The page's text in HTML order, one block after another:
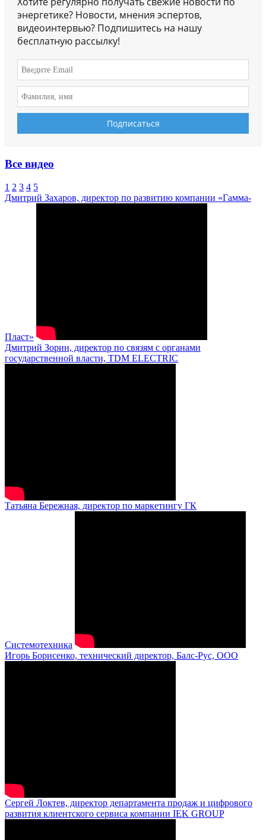
энергетике? Новости, мнения эспертов,
видеоинтервью? Подпишитесь на нашу
бесплатную рассылку!
Все видео
1 2 3 4 5
Дмитрий Захаров, директор по развитию компании «Гамма-
Пласт»
Дмитрий Зорин, директор по связям с органами
государственной власти, TDM ELECTRIC
Татьяна Бережная, директор по маркетингу ГК
Системотехника
Игорь Борисенко, технический директор, Балс-Рус, ООО
Сергей Локтев, директор департамента продаж и цифрового
развития клиентского сервиса компании IEK GROUP